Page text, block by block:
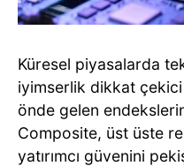
Küresel piyasalarda
iyimserlik dikkat çekici
önde gelen
Composite, üst üste
yatırımcı güvenini